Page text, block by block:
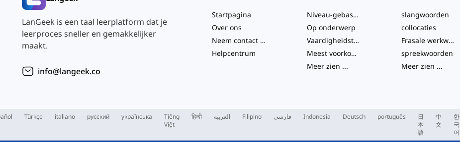
LanGeek is een taal leerplatform dat je
leerproces sneller en gemakkelijker
maakt.
info@langeek.co
Startpagina
Over ons
Neem contact met ons op
Helpcentrum
Niveau-gebaseerd
Op onderwerp
Vaardigheidstesten
Meest voorkomende
Meer zien ...
slangwoorden
collocaties
Frasale werkwoorden
spreekwoorden
Meer zien ...
Türkçe italiano русский українська
Tiếng
Việt
हिन्दी العربية Filipino فارسی Indonesia Deutsch português
日
本
語
中
文
한
국
어